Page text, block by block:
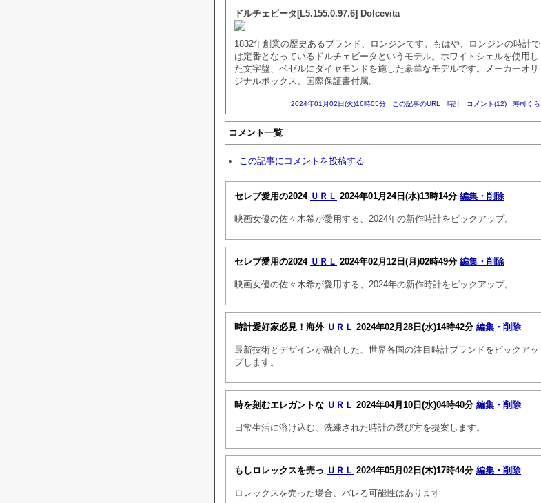
ドルチェビータ[L5.155.0.97.6] Dolcevita
1832年創業の歴史あるブランド、ロンジンです。もはや、ロンジンの時計で
は定番となっているドルチェビータというモデル。ホワイトシェルを使用し
た文字盤、ベゼルにダイヤモンドを施した豪華なモデルです。メーカーオリ
ジナルボックス、国際保証書付属。
2024年01月02日(火)16時05分 この記事のURL 時計 コメント(12) 寿司くら
コメント一覧
この記事にコメントを投稿する
セレブ愛用の2024 ＵＲＬ 2024年01月24日(水)13時14分 編集・削除
映画女優の佐々木希が愛用する、2024年の新作時計をピックアップ。
セレブ愛用の2024 ＵＲＬ 2024年02月12日(月)02時49分 編集・削除
映画女優の佐々木希が愛用する、2024年の新作時計をピックアップ。
時計愛好家必見！海外 ＵＲＬ 2024年02月28日(水)14時42分 編集・削除
最新技術とデザインが融合した、世界各国の注目時計ブランドをピックアッ
プします。
時を刻むエレガントな ＵＲＬ 2024年04月10日(水)04時40分 編集・削除
日常生活に溶け込む、洗練された時計の選び方を提案します。
もしロレックスを売っ ＵＲＬ 2024年05月02日(木)17時44分 編集・削除
ロレックスを売った場合、バレる可能性はあります